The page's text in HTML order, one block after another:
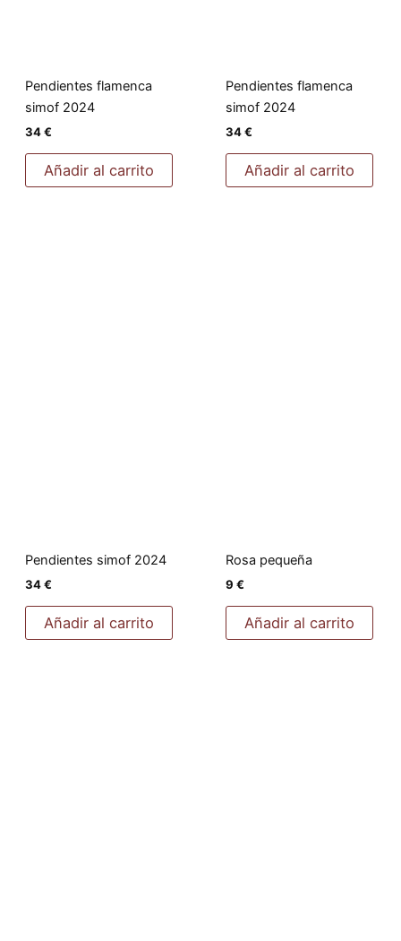
Pendientes flamenca
simof 2024
34€
Añadir al carrito
Pendientes flamenca
simof 2024
34€
Añadir al carrito
Pendientes simof 2024
34€
Añadir al carrito
Rosa pequeña
9 €
Añadir al carrito